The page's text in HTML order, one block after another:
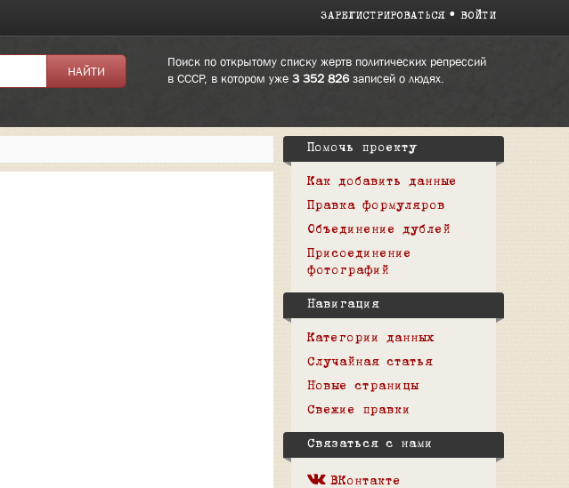
ЗАРЕГИСТРИРОВАТЬСЯ ВОЙТИ
Поиск по открытому списку жертв политических репрессий
в СССР, в котором уже 3 352 826записей о людях.
Помочь проекту
Как добавить данные
Правка формуляров
Объединение дублей
Присоединение
фотографий
Навигация
Категории данных
Случайная статья
Новые страницы
Свежие правки
Связаться с нами
ВКонтакте